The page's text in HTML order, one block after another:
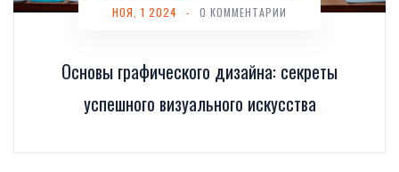
Основы графического дизайна: секреты
успешного визуального искусства
НОЯ, 1 2024 - 0 КОММЕНТАРИИ